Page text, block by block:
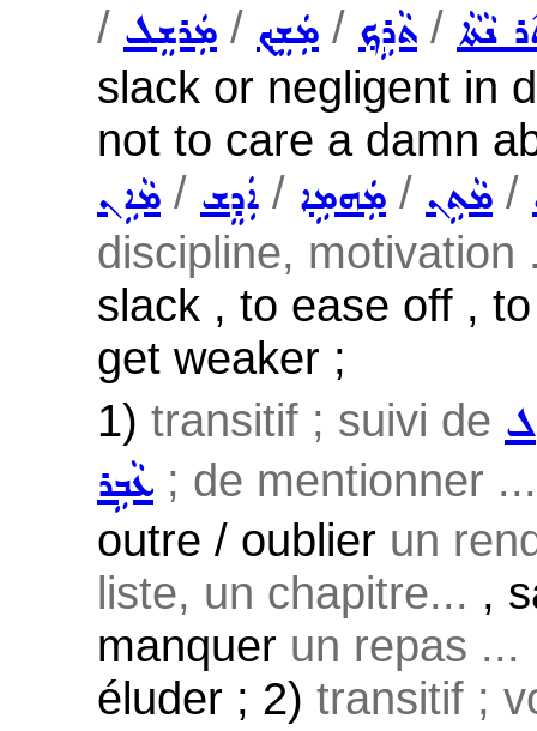
/ ܡܲܪܫܸܠ / ܡܲܫܸܟ݂ / ܬܵܪܹܟ݂ / ܢܵܬܵܐ
slack or negligent in
not to care a damn
ܡܵܐܹܢ / ܐܲܕܸܫ / ܡܲܗܡܹܐ / ܡܵܬܹܢ /
discipline, motivation
slack , to ease off ,
get weaker ;
1) transitif ; suivi de ܠ
ܥܵܒܹܪ ; de mentionner ...
outre / oublier un
liste, un chapitre... ,
manquer un repas ...
éluder ; 2) transitif ;